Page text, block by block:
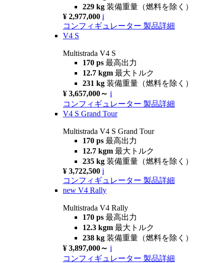
229 kg 装備重量（燃料を除く）
¥ 2,977,000 i
コンフィギュレーター 製品詳細
V4 S
Multistrada V4 S
170 ps 最高出力
12.7 kgm 最大トルク
231 kg 装備重量（燃料を除く）
¥ 3,657,000～ i
コンフィギュレーター 製品詳細
V4 S Grand Tour
Multistrada V4 S Grand Tour
170 ps 最高出力
12.7 kgm 最大トルク
235 kg 装備重量（燃料を除く）
¥ 3,722,500 i
コンフィギュレーター 製品詳細
new V4 Rally
Multistrada V4 Rally
170 ps 最高出力
12.3 kgm 最大トルク
238 kg 装備重量（燃料を除く）
¥ 3,897,000～ i
コンフィギュレーター 製品詳細